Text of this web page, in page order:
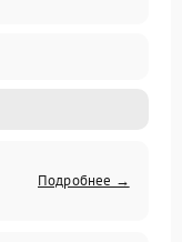
Подробнее →